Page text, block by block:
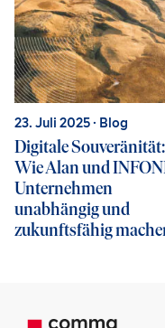
23. Juli 2025· Blog
Digitale Souveränität:
Wie Alan und
Unternehmen
unabhängig und
zukunftsfähig